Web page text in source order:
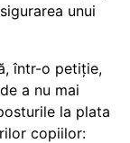
unui
într-o petiție,
a nu mai
la plata
copiilor: